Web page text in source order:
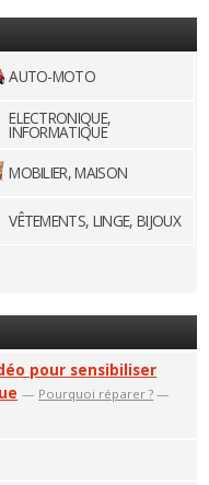
AUTO-MOTO
ELECTRONIQUE,
INFORMATIQUE
MOBILIER, MAISON
VÊTEMENTS, LINGE, BIJOUX
pour sensibiliser
— Pourquoi réparer ? —